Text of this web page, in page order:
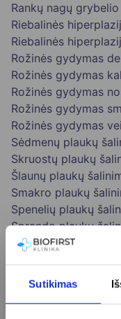
Sutikimas
Rankų nagų
Riebalinės
Riebalinės
Rožinės gydymas
Rožinės gydymas
Rožinės gydymas
Rožinės gydymas
Rožinės gydymas
Sėdmenų plaukų
Skruostų plaukų
Šlaunų plaukų
Smakro plaukų
Spenelių plaukų
Sprando plaukų
Strijų šalinimas
Sudėtingo